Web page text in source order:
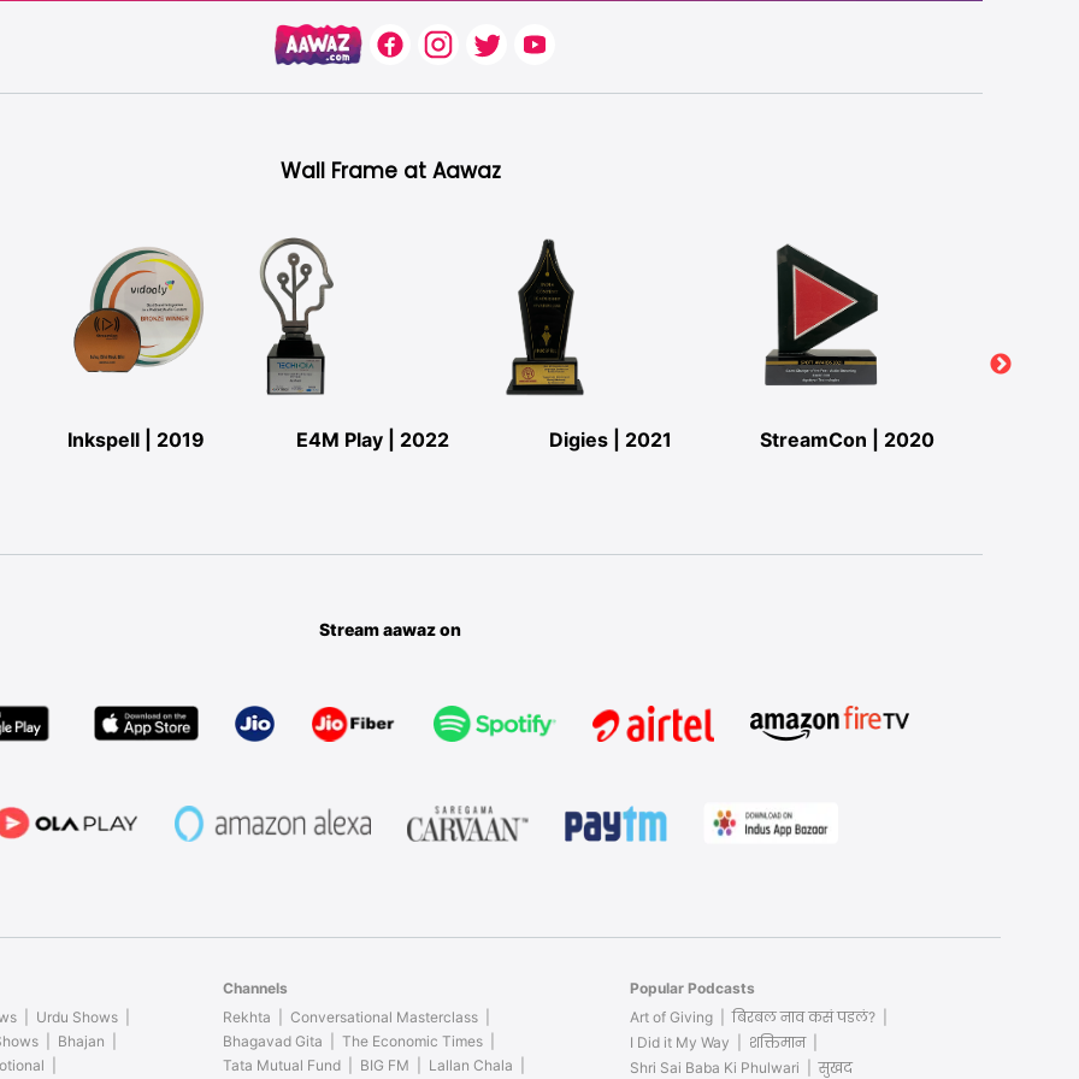
Wall Frame at Aawaz
Inkspell | 2019 E4M Play | 2022 Digies | 2021 StreamCon | 2020
Stream aawaz on
Urdu Shows
Bhajan
Channels
Rekhta
Conversational Masterclass
Bhagavad Gita
The Economic Times
Tata Mutual Fund
BIG FM Lallan Chala
Popular Podcasts
Art of Giving
बिरबल नाव कसं पडलं?
I Did it My Way
शक्तिमान
Shri Sai Baba Ki Phulwari
सुखद